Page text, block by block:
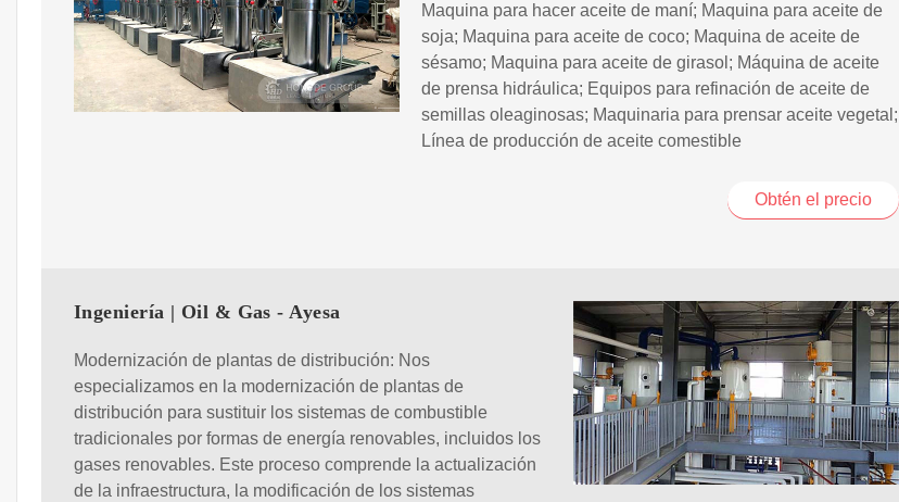
Maquina para hacer aceite de maní; Maquina para aceite de
soja; Maquina para aceite de coco; Maquina de aceite de
sésamo; Maquina para aceite de girasol; Máquina de aceite
de prensa hidráulica; Equipos para refinación de aceite de
semillas oleaginosas; Maquinaria para prensar aceite vegetal;
Línea de producción de aceite comestible
Obtén el precio
Ingeniería | Oil & Gas - Ayesa
Modernización de plantas de distribución: Nos
especializamos en la modernización de plantas de
distribución para sustituir los sistemas de combustible
tradicionales por formas de energía renovables, incluidos los
gases renovables. Este proceso comprende la actualización
de la infraestructura, la modificación de los sistemas